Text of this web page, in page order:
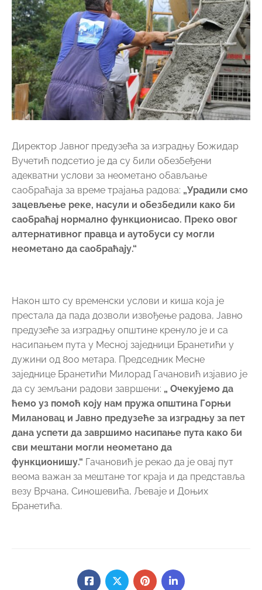
Директор Јавног предузећа за изградњу Божидар
Вучетић подсетио је да су били обезбеђени
адекватни услови за неометано обављање
саобраћаја за време трајања радова: „Урадили смо
зацевљење реке, насули и обезбедили како би
саобраћај нормално функционисао. Преко овог
алтернативног правца и аутобуси су могли
неометано да саобраћају.“
Након што су временски услови и киша која је
престала да пада дозволи извођење радова, Јавно
предузеће за изградњу општине кренуло је и са
насипањем пута у Месној заједници Бранетићи у
дужини од 800 метара. Председник Месне
заједнице Бранетићи Милорад Гачановић изјавио је
да су земљани радови завршени: „ Очекујемо да
ћемо уз помоћ коју нам пружа општина Горњи
Милановац и Јавно предузеће за изградњу за пет
дана успети да завршимо насипање пута како би
сви мештани могли неометано да
функционишу.“ Гачановић је рекао да је овај пут
веома важан за мештане тог краја и да представља
везу Врчана, Синошевића, Љеваје и Доњих
Бранетића.